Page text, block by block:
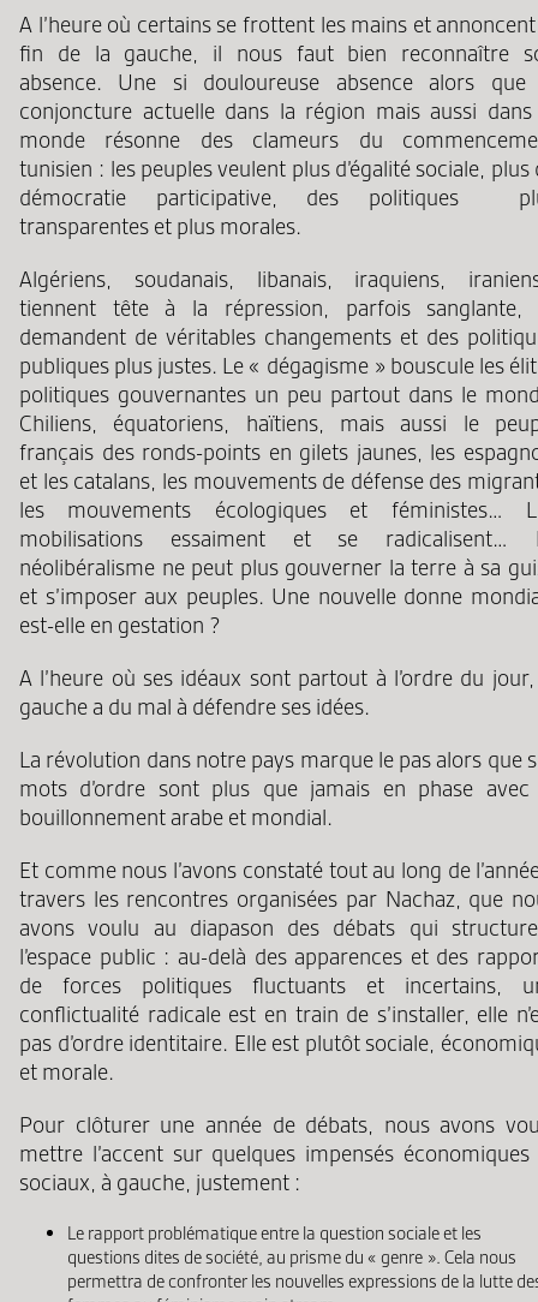
A l’heure où certains se frottent les mains et
fin de la gauche, il nous faut bien reconnaître
absence. Une si douloureuse absence alors que
conjoncture actuelle dans la région mais aussi
monde résonne des clameurs du
tunisien : les peuples veulent plus d’égalité sociale, plus
démocratie participative, des politiques
transparentes et plus morales.
Algériens, soudanais, libanais, iraquiens,
tiennent tête à la répression, parfois sanglante,
demandent de véritables changements et des
publiques plus justes. Le « dégagisme » bouscule les
politiques gouvernantes un peu partout dans le
Chiliens, équatoriens, haïtiens, mais aussi le
français des ronds-points en gilets jaunes, les
et les catalans, les mouvements de défense des
les mouvements écologiques et féministes…
mobilisations essaiment et se radicalisent…
néolibéralisme ne peut plus gouverner la terre à sa
et s’imposer aux peuples. Une nouvelle donne
est-elle en gestation ?
A l’heure où ses idéaux sont partout à l’ordre du
gauche a du mal à défendre ses idées.
La révolution dans notre pays marque le pas alors que
mots d’ordre sont plus que jamais en phase avec
bouillonnement arabe et mondial.
Et comme nous l’avons constaté tout au long de
travers les rencontres organisées par Nachaz, que
avons voulu au diapason des débats qui
l’espace public : au-delà des apparences et des
de forces politiques fluctuants et incertains,
conflictualité radicale est en train de s’installer, elle
pas d’ordre identitaire. Elle est plutôt sociale,
et morale.
Pour clôturer une année de débats, nous avons
mettre l’accent sur quelques impensés
sociaux, à gauche, justement :
Le rapport problématique entre la question sociale et les
questions dites de société, au prisme du « genre ». Cela nous
permettra de confronter les nouvelles expressions de la lutte